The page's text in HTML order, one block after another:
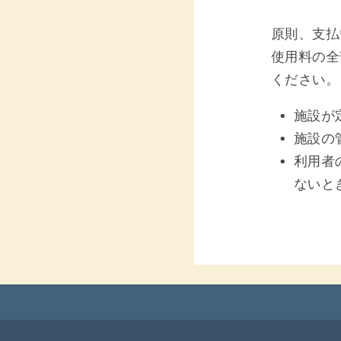
原則、支
使用料の
ください。
施設が
施設の
利用者
ないと